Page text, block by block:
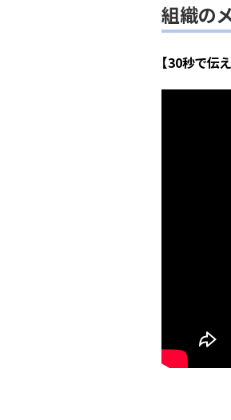
組織の
【30秒で伝